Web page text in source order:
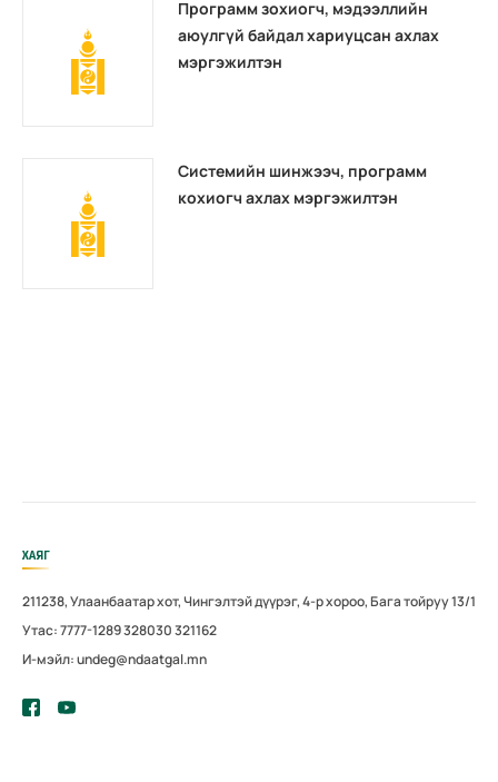
Программ зохиогч, мэдээллийн
аюулгүй байдал хариуцсан ахлах
мэргэжилтэн
Системийн шинжээч, программ
кохиогч ахлах мэргэжилтэн
ХАЯГ
211238, Улаанбаатар хот, Чингэлтэй дүүрэг, 4-р хороо, Бага тойруу 13/1
Утас: 7777-1289 328030 321162
И-мэйл: undeg@ndaatgal.mn